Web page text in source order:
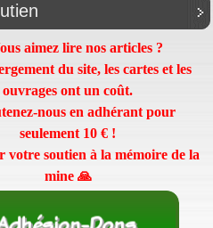
aimez lire nos articles ?
du site, les cartes et les
ouvrages ont un coût.
nous en adhérant pour
seulement 10 € !
votre soutien à la mémoire de la
mine 🙏